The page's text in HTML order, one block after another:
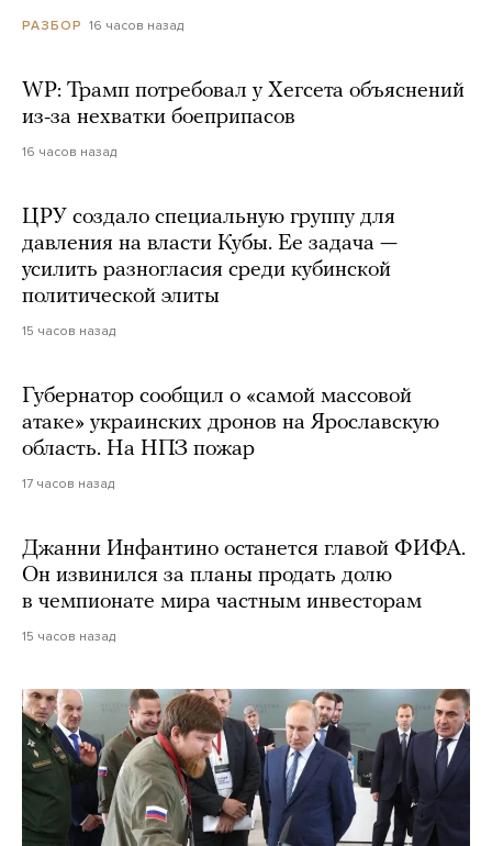
РАЗБОР 16 часов назад
WP: Трамп потребовал у Хегсета объяснений
из-за нехватки боеприпасов
16 часов назад
ЦРУ создало специальную группу для
давления на власти Кубы. Ее задача —
усилить разногласия среди кубинской
политической элиты
15 часов назад
Губернатор сообщил о «самой массовой
атаке» украинских дронов на Ярославскую
область. На НПЗ пожар
17 часов назад
Джанни Инфантино останется главой ФИФА.
Он извинился за планы продать долю
в чемпионате мира частным инвесторам
15 часов назад